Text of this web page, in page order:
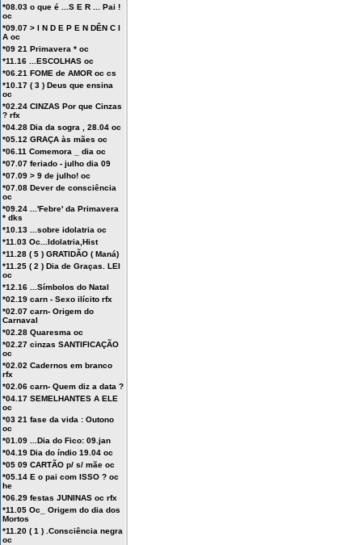
*08.03 o que é ...S E R ... Pai !
oc
*09.07 > I N D E P E N DÊN C I
A oc
*09 21 Primavera * oc
*11.16 ...ESCOLHAS oc
*06.21 FOME de AMOR oc cs
*10.17 ( 3 ) Deus que ensina
oc
*02.24 CINZAS Por que Cinzas
? rfx
*04.28 Dia da sogra , 28.04 oc
*05.12 GRAÇA às mães oc
*06.11 Comemora _ dia oc
*07.07 feriado - julho dia 09
*07.09 > 9 de julho! oc
*07.08 Dever de consciência
oc
*09.24 ...'Febre' da Primavera
* dks
*10.13 ...sobre idolatria oc
*11.03 Oc...Idolatria,Hist
*11.28 ( 5 ) GRATIDÃO ( Maná)
*11.25 ( 2 ) Dia de Graças. LEI
oc
*12.16 ...Símbolos do Natal
*02.19 carn - Sexo ilícito rfx
*02.07 carn- Origem do
Carnaval
*02.28 Quaresma oc
*02.27 cinzas SANTIFICAÇÃO
oc
*02.02 Cadernos em branco
rfx
*02.06 carn- Quem diz a data ?
*04.17 SEMELHANTES A ELE
oc
*03 21 fase da vida : Outono
oc
*01.09 ...Dia do Fico: 09.jan
*04.19 Dia do índio 19.04 oc
*05 09 CARTÃO p/ s/ mãe oc
*05.14 E o pai com ISSO ? oc
he
*06.29 festas JUNINAS oc rfx
*11.05 Oc_ Origem do dia dos
Mortos
*11.20 ( 1 ) .Consciência negra
oc